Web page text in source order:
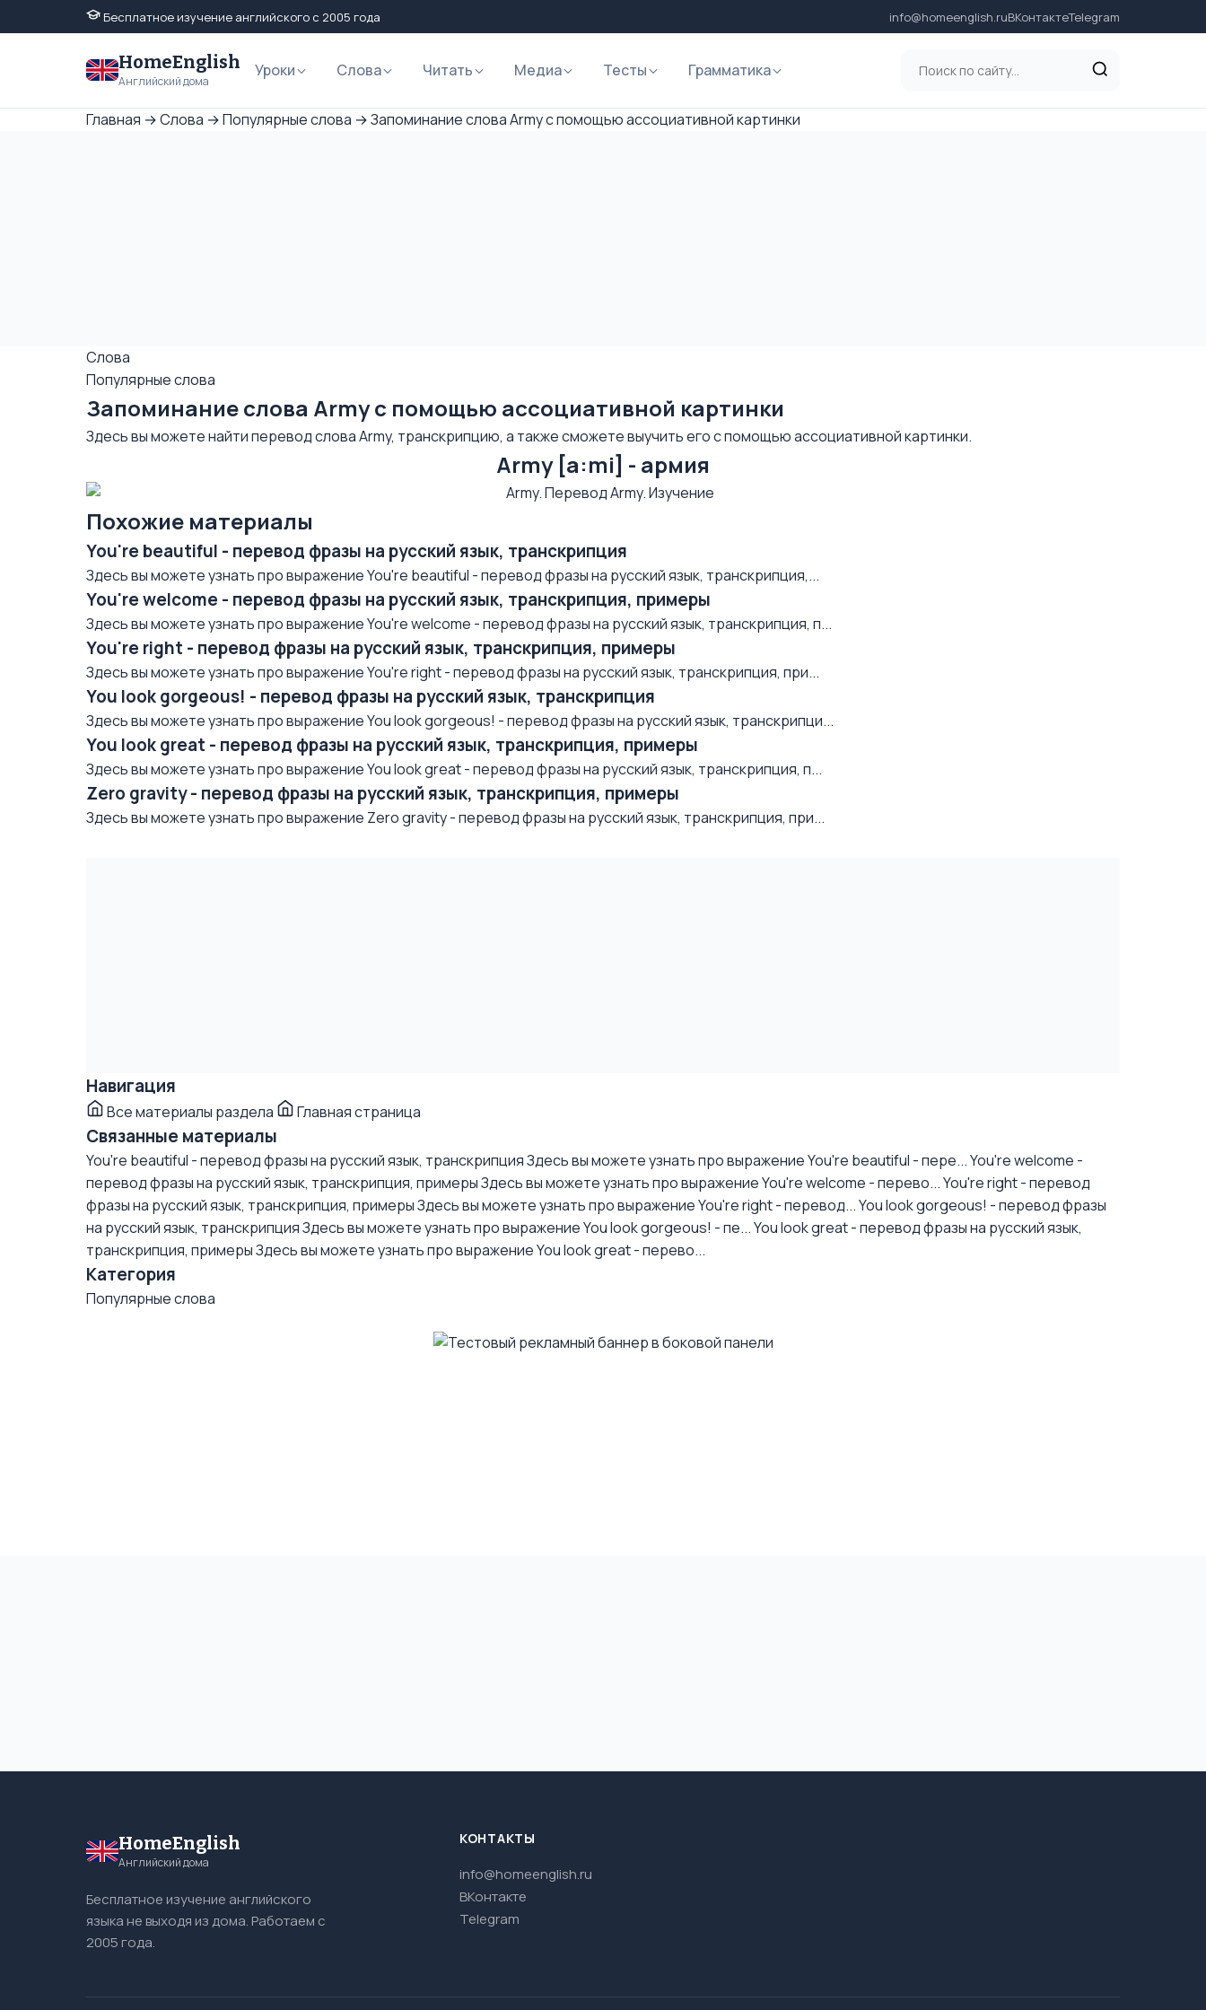
Бесплатное изучение английского с 2005 года info@homeenglish.ruВКонтактеTelegram
HomeEnglish
Английский дома
Уроки Слова Читать Медиа Тесты Грамматика
Главная →Слова →Популярные слова →Запоминание слова Army с помощью ассоциативной картинки
Слова
Популярные слова
Запоминание слова Army с помощью ассоциативной картинки
Здесь вы можете найти перевод слова Army, транскрипцию, а также сможете выучить его с помощью ассоциативной картинки.
Army [a:mi] - армия
Похожие материалы
You're beautiful - перевод фразы на русский язык, транскрипция
Здесь вы можете узнать про выражение You're beautiful - перевод фразы на русский язык, транскрипция,...
You're welcome - перевод фразы на русский язык, транскрипция, примеры
Здесь вы можете узнать про выражение You're welcome - перевод фразы на русский язык, транскрипция, п...
You're right - перевод фразы на русский язык, транскрипция, примеры
Здесь вы можете узнать про выражение You're right - перевод фразы на русский язык, транскрипция, при...
You look gorgeous! - перевод фразы на русский язык, транскрипция
Здесь вы можете узнать про выражение You look gorgeous! - перевод фразы на русский язык, транскрипци...
You look great - перевод фразы на русский язык, транскрипция, примеры
Здесь вы можете узнать про выражение You look great - перевод фразы на русский язык, транскрипция, п...
Zero gravity - перевод фразы на русский язык, транскрипция, примеры
Здесь вы можете узнать про выражение Zero gravity - перевод фразы на русский язык, транскрипция, при...
Навигация
Все материалы раздела Главная страница
Связанные материалы
You're beautiful - перевод фразы на русский язык, транскрипцияЗдесь вы можете узнать про выражение You're beautiful - пере...You're welcome -
перевод фразы на русский язык, транскрипция, примерыЗдесь вы можете узнать про выражение You're welcome - перево...You're right - перевод
фразы на русский язык, транскрипция, примерыЗдесь вы можете узнать про выражение You're right - перевод...You look gorgeous! - перевод фразы
на русский язык, транскрипцияЗдесь вы можете узнать про выражение You look gorgeous! - пе...You look great - перевод фразы на русский язык,
транскрипция, примерыЗдесь вы можете узнать про выражение You look great - перево...
Категория
Популярные слова
HomeEnglish
Английский дома
Бесплатное изучение английского
языка не выходя из дома. Работаем с
2005 года.
КОНТАКТЫ
info@homeenglish.ru
ВКонтакте
Telegram